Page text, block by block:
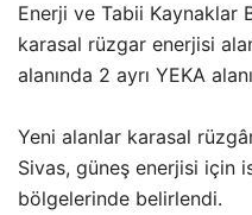
Enerji ve Tabii Kaynaklar
karasal rüzgar enerjisi
alanında 2 ayrı YEKA
Yeni alanlar karasal
Sivas, güneş enerjisi için
bölgelerinde belirlendi.